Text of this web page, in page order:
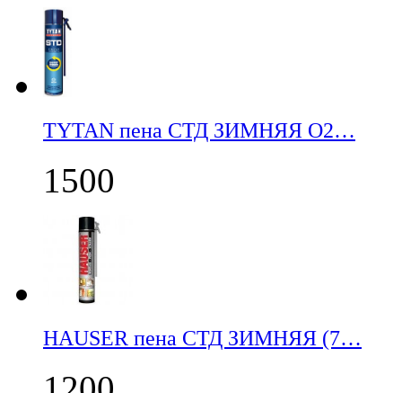
TYTAN пена СТД ЗИМНЯЯ О2…
1500
НАUSER пена СТД ЗИМНЯЯ (7…